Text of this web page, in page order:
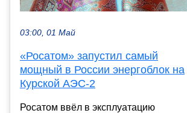
03:00, 01 Май
«Росатом» запустил самый
мощный в России энергоблок на
Курской АЭС-2
Росатом ввёл в эксплуатацию